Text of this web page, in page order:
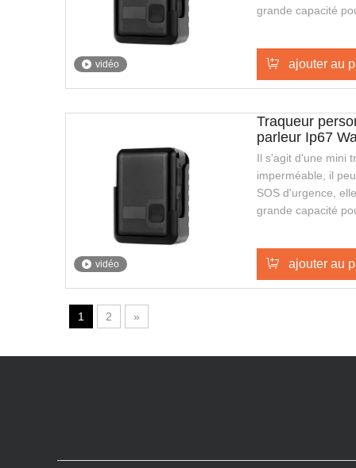
vidéo
grande capacité
élégante et facile
gardes de sécurité
ajouter au
vidéo
Traqueur
parleur Ip67
Il s'agit d'une mini
imperméable, il
SOS d'urgence,
grande capacité
élégante et facile
gardes de sécurité
ajouter au
1 2 »